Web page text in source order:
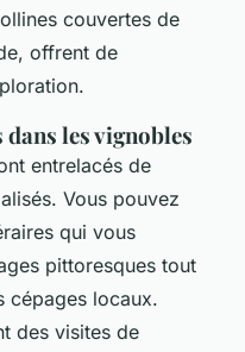
couvertes de
offrent de
les vignobles
entrelacés de
Vous pouvez
qui vous
pittoresques tout
cépages locaux.
des visites de